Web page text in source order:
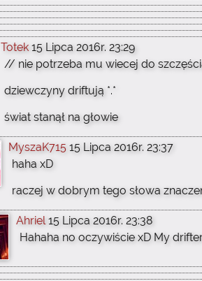
Totek 15 Lipca 2016r. 23:29
// nie potrzeba mu wiecej do
dziewczyny driftują *.*
świat stanął na głowie
MyszaK715 15 Lipca 2016r. 23:37
haha xD
raczej w dobrym tego słowa
Ahriel 15 Lipca 2016r. 23:38
Hahaha no oczywiście xD My